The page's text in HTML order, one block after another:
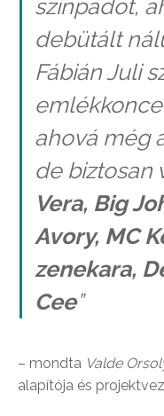
színpadot,
debütált
Fábián Juli
ahová még
de biztosan
Vera, Big
Avory, MC
zenekara,
Cee”
– mondta Valde
alapítója és